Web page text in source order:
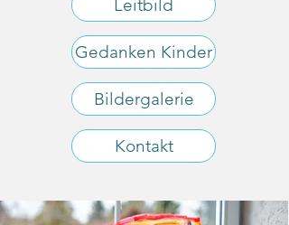
Leitbild
Gedanken Kinder
Bildergalerie
Kontakt